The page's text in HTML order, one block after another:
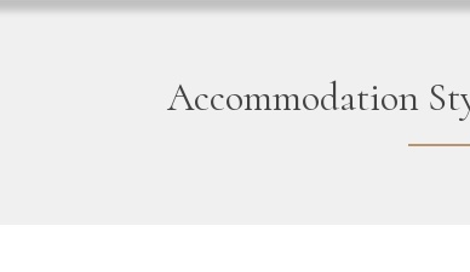
Accommodation